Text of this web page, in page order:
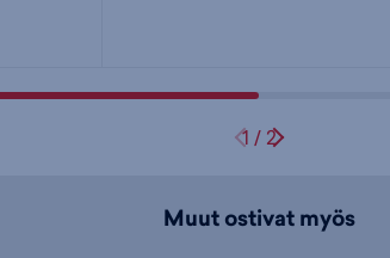
1 / 2
Muut ostivat myös